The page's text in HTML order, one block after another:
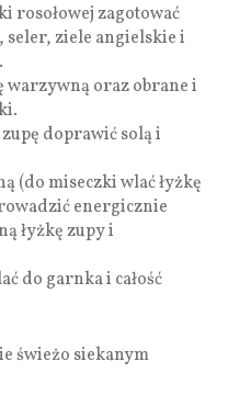
rosołowej zagotować
ziele angielskie i
warzywną oraz obrane i
doprawić solą i
(do miseczki wlać łyżkę
energicznie
łyżkę zupy i
do garnka i całość
świeżo siekanym